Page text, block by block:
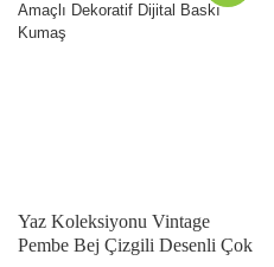
Yaz Koleksiyonu Vintage
Pembe Bej Çizgili Desenli Çok